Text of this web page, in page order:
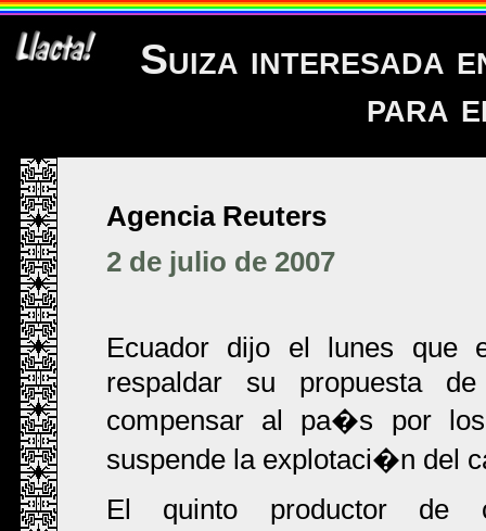
Suiza interesada
para
Agencia Reuters
2 de julio de 2007
Ecuador dijo el lunes que
respaldar su propuesta
compensar al pa�s por
suspende la explotaci�n del
El quinto productor de